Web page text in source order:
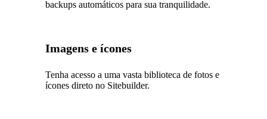
backups automáticos para sua tranquilidade.
Imagens e ícones
Tenha acesso a uma vasta biblioteca de fotos e
ícones direto no Sitebuilder.